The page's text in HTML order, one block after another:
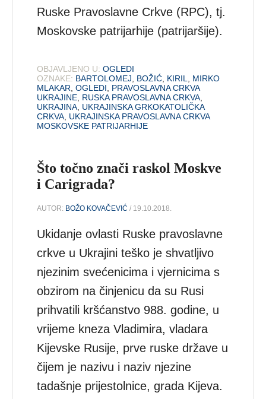
Ruske Pravoslavne Crkve (RPC), tj.
Moskovske patrijarhije (patrijaršije).
OBJAVLJENO U: OGLEDI
OZNAKE: BARTOLOMEJ BOŽIĆ KIRIL
MIRKO
MLAKAR ,OGLEDI
PRAVOSLAVNA CRKVA
UKRAJINE RUSKA PRAVOSLAVNA CRKVA
UKRAJINA UKRAJINSKA GRKOKATOLIČKA
CRKVA UKRAJINSKA PRAVOSLAVNA CRKVA
MOSKOVSKE PATRIJARHIJE
Što točno znači raskol Moskve
i Carigrada?
AUTOR: BOŽO KOVAČEVIĆ / 19.10.2018.
Ukidanje ovlasti Ruske pravoslavne
crkve u Ukrajini teško je shvatljivo
njezinim svećenicima i vjernicima s
obzirom na činjenicu da su Rusi
prihvatili kršćanstvo 988. godine, u
vrijeme kneza Vladimira, vladara
Kijevske Rusije, prve ruske države u
čijem je nazivu i naziv njezine
tadašnje prijestolnice, grada Kijeva.